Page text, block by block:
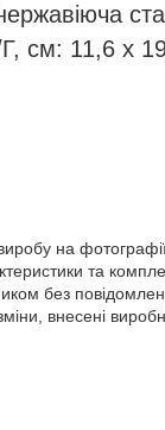
см: 11,6 х
на
та
без
внесені